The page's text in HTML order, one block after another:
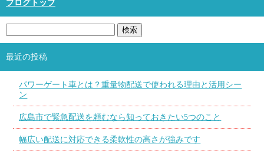
ブログトップ
最近の投稿
パワーゲート車とは？重量物配送で使われる理由と活用シー
ン
広島市で緊急配送を頼むなら知っておきたい5つのこと
幅広い配送に対応できる柔軟性の高さが強みです